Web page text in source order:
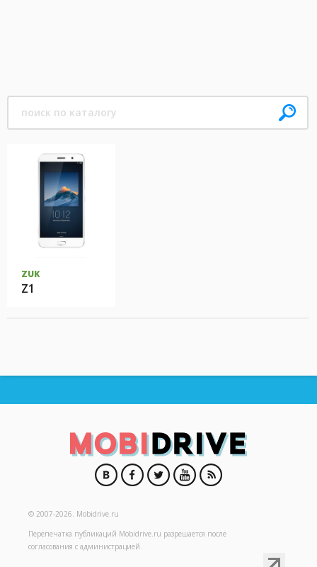
ZUK
Z1
© 2007-2026. Mobidrive.ru
Перепечатка публикаций Mobidrive.ru разрешается после
согласования с администрацией.